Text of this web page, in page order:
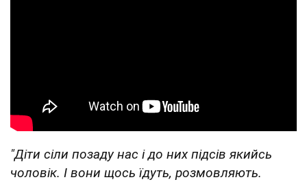
"Діти сіли позаду нас і до них підсів якийсь
чоловік. І вони щось їдуть, розмовляють.